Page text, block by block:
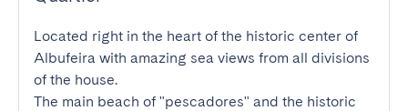
Located right in the heart of the historic center of
Albufeira with amazing sea views from all divisions
of the house.
The main beach of "pescadores" and the historic